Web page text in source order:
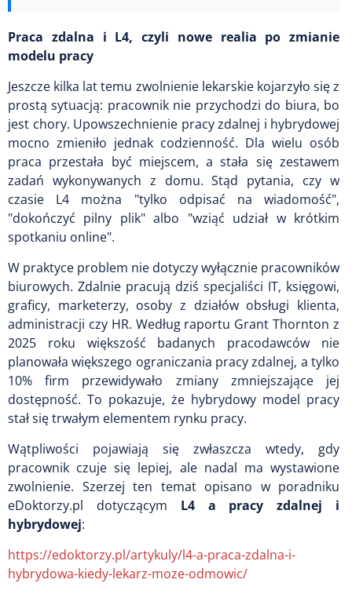
Praca zdalna i L4, czyli nowe realia po zmianie
modelu pracy
Jeszcze kilka lat temu zwolnienie lekarskie kojarzyło się z
prostą sytuacją: pracownik nie przychodzi do biura, bo
jest chory. Upowszechnienie pracy zdalnej i hybrydowej
mocno zmieniło jednak codzienność. Dla wielu osób
praca przestała być miejscem, a stała się zestawem
zadań wykonywanych z domu. Stąd pytania, czy w
czasie L4 można "tylko odpisać na wiadomość",
"dokończyć pilny plik" albo "wziąć udział w krótkim
spotkaniu online".
W praktyce problem nie dotyczy wyłącznie pracowników
biurowych. Zdalnie pracują dziś specjaliści IT, księgowi,
graficy, marketerzy, osoby z działów obsługi klienta,
administracji czy HR. Według raportu Grant Thornton z
2025 roku większość badanych pracodawców nie
planowała większego ograniczania pracy zdalnej, a tylko
10% firm przewidywało zmiany zmniejszające jej
dostępność. To pokazuje, że hybrydowy model pracy
stał się trwałym elementem rynku pracy.
Wątpliwości pojawiają się zwłaszcza wtedy, gdy
pracownik czuje się lepiej, ale nadal ma wystawione
zwolnienie. Szerzej ten temat opisano w poradniku
eDoktorzy.pl dotyczącym L4 a pracy zdalnej i
hybrydowej:
https://edoktorzy.pl/artykuly/l4-a-praca-zdalna-i-
hybrydowa-kiedy-lekarz-moze-odmowic/